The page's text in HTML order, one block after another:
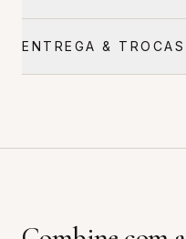
ENTREGA & TROCAS